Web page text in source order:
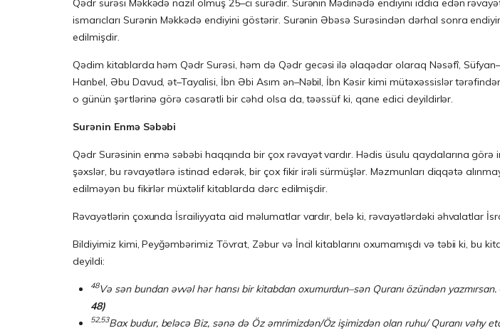
Qədr surəsi Məkkədə nazil olmuş 25–ci surədir. Surənin Mədinədə endiyini iddia edən
ismarıcları Surənin Məkkədə endiyini göstərir. Surənin Əbəsə Surəsindən dərhal sonra
edilmişdir.
Qədim kitablarda həm Qədr Surəsi, həm də Qədr gecəsi ilə əlaqədar olaraq Nəsəfî,
Hanbel, Əbu Davud, ət–Tayalisi, İbn Əbi Asım ən–Nəbil, İbn Kəsir kimi mütəxəssislər
o günün şərtlərinə görə cəsarətli bir cəhd olsa da, təəssüf ki, qane edici deyildirlər.
Surənin Enmə Səbəbi
Qədr Surəsinin enmə səbəbi haqqında bir çox rəvayət vardır. Hədis üsulu qaydalarına
şəxslər, bu rəvayətlərə istinad edərək, bir çox fikir irəli sürmüşlər. Məzmunları diqqətə
edilməyən bu fikirlər müxtəlif kitablarda dərc edilmişdir.
Rəvayətlərin çoxunda İsrailiyyata aid məlumatlar vardır, belə ki, rəvayətlərdəki əhvalatlar
Bildiyimiz kimi, Peyğəmbərimiz Tövrat, Zəbur və İncil kitablarını oxumamışdı və təbii ki,
deyildi:
48Və sən bundan əvvəl hər hansı bir kitabdan oxumurdun–sən Quranı özündən
48)
52,53Bax budur, beləcə Biz, sənə də Öz əmrimizdən/Öz işimizdən olan ruhu/ Quranı vəhy